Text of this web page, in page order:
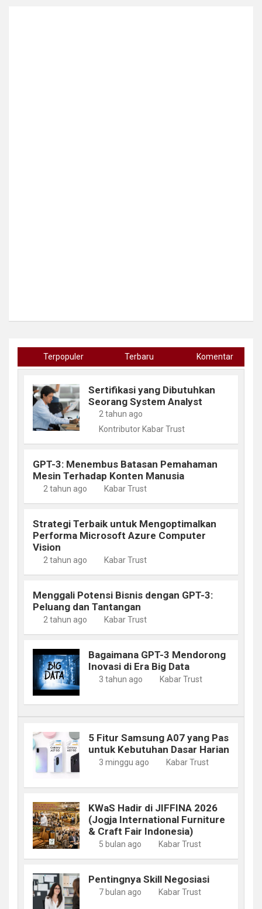
Terpopuler Terbaru Komentar
Sertifikasi yang Dibutuhkan
Seorang System Analyst
2 tahun ago
Kontributor Kabar Trust
GPT-3: Menembus Batasan Pemahaman
Mesin Terhadap Konten Manusia
2 tahun ago Kabar Trust
Strategi Terbaik untuk Mengoptimalkan
Performa Microsoft Azure Computer
Vision
2 tahun ago Kabar Trust
Menggali Potensi Bisnis dengan GPT-3:
Peluang dan Tantangan
2 tahun ago Kabar Trust
Bagaimana GPT-3 Mendorong
Inovasi di Era Big Data
3 tahun ago Kabar Trust
5 Fitur Samsung A07 yang Pas
untuk Kebutuhan Dasar Harian
3 minggu ago Kabar Trust
KWaS Hadir di JIFFINA 2026
(Jogja International Furniture
& Craft Fair Indonesia)
5 bulan ago Kabar Trust
Pentingnya Skill Negosiasi
7 bulan ago Kabar Trust